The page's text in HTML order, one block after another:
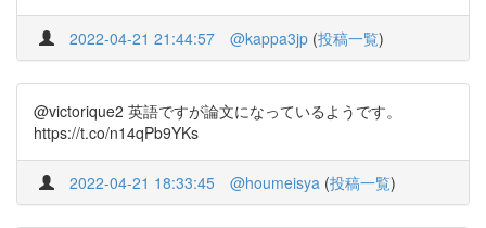
2022-04-21 21:44:57 @kappa3jp (投稿一覧)
@victorique2 英語ですが論文になっているようです。
https://t.co/n14qPb9YKs
2022-04-21 18:33:45 @houmeisya (投稿一覧)